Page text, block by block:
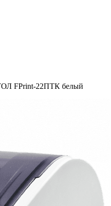
FPrint-22ПТК белый